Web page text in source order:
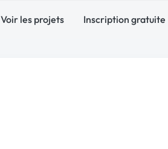
Voir les projets Inscription gratuite